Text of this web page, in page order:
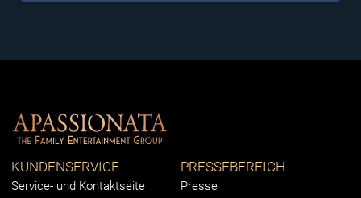
KUNDENSERVICE
Service- und Kontaktseite
PRESSEBEREICH
Presse